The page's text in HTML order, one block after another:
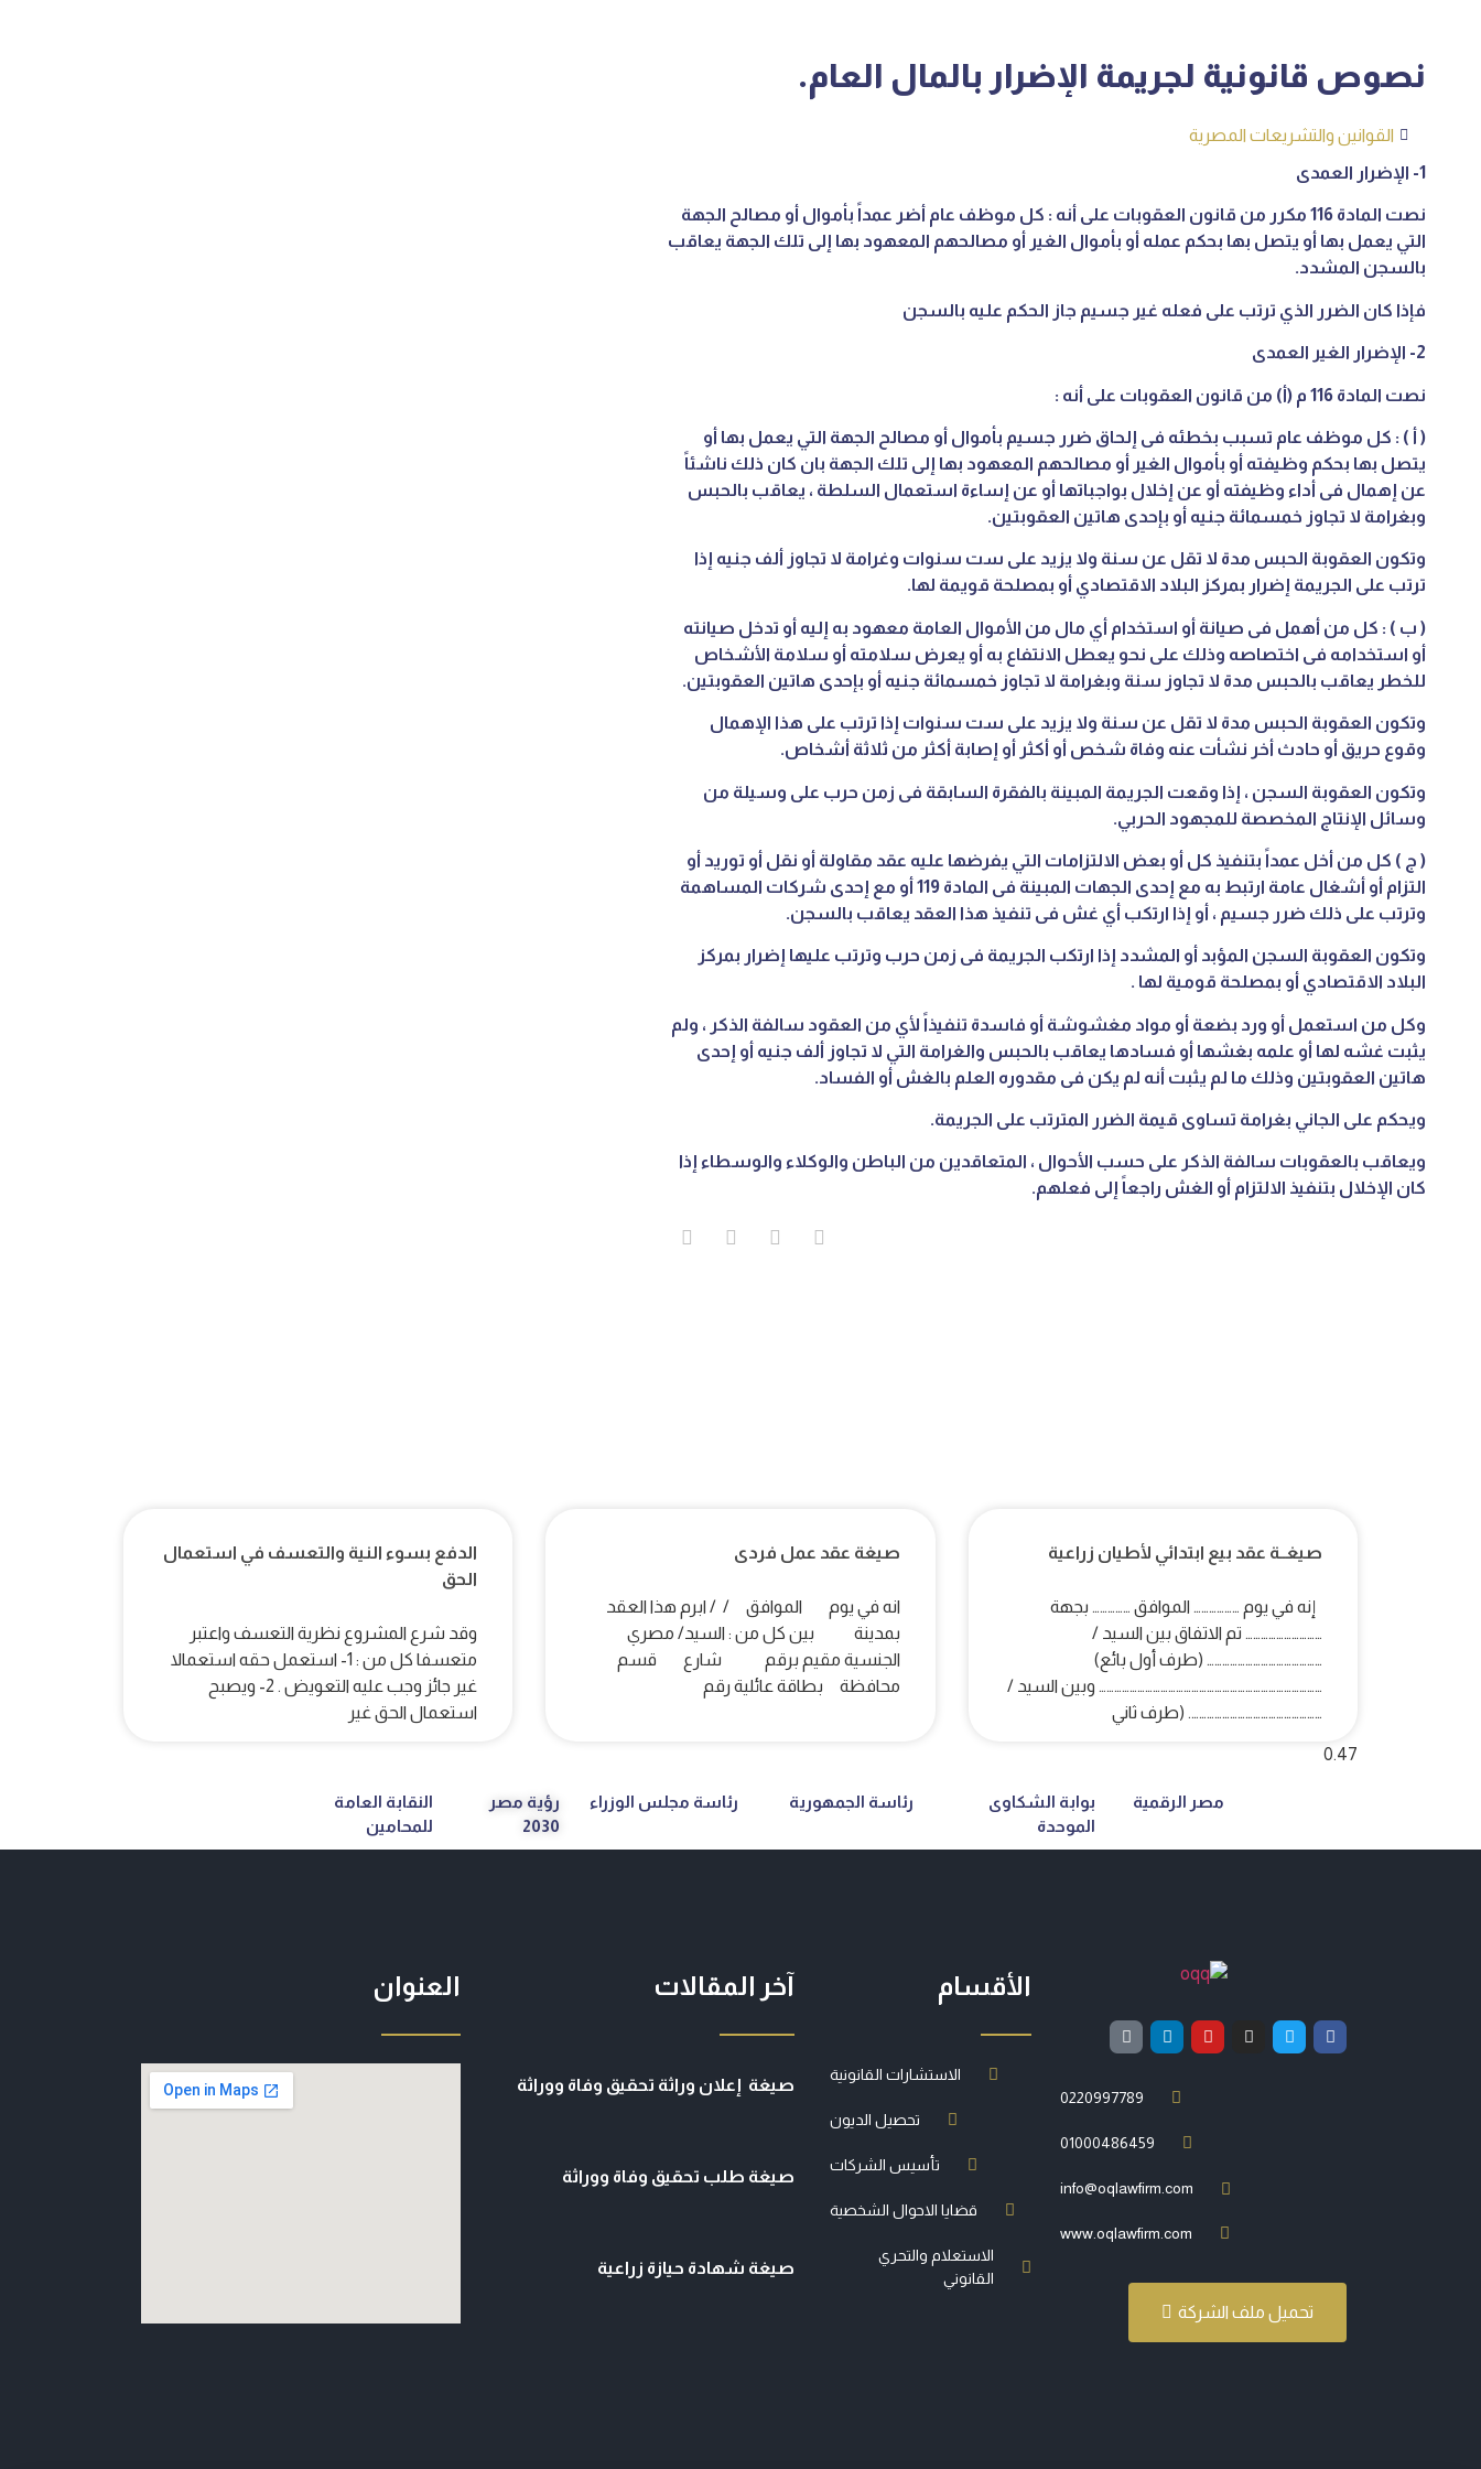
نصوص قانونية لجريمة الإضرار بالمال العام.
القوانين والتشريعات المصرية
1- الإضرار العمدى
نصت المادة 116 مكرر من قانون العقوبات على أنه : كل موظف عام أضر عمداً بأموال أو مصالح الجهة
التي يعمل بها أو يتصل بها بحكم عمله أو بأموال الغير أو مصالحهم المعهود بها إلى تلك الجهة يعاقب
بالسجن المشدد.
فإذا كان الضرر الذي ترتب على فعله غير جسيم جاز الحكم عليه بالسجن
2- الإضرار الغير العمدى
نصت المادة 116 م (أ) من قانون العقوبات على أنه :
( أ ) : كل موظف عام تسبب بخطئه فى إلحاق ضرر جسيم بأموال أو مصالح الجهة التي يعمل بها أو
يتصل بها بحكم وظيفته أو بأموال الغير أو مصالحهم المعهود بها إلى تلك الجهة بان كان ذلك ناشئاً
عن إهمال فى أداء وظيفته أو عن إخلال بواجباتها أو عن إساءة استعمال السلطة ، يعاقب بالحبس
وبغرامة لا تجاوز خمسمائة جنيه أو بإحدى هاتين العقوبتين.
وتكون العقوبة الحبس مدة لا تقل عن سنة ولا يزيد على ست سنوات وغرامة لا تجاوز ألف جنيه إذا
ترتب على الجريمة إضرار بمركز البلاد الاقتصادي أو بمصلحة قويمة لها.
( ب ) : كل من أهمل فى صيانة أو استخدام أي مال من الأموال العامة معهود به إليه أو تدخل صيانته
أو استخدامه فى اختصاصه وذلك على نحو يعطل الانتفاع به أو يعرض سلامته أو سلامة الأشخاص
للخطر يعاقب بالحبس مدة لا تجاوز سنة وبغرامة لا تجاوز خمسمائة جنيه أو بإحدى هاتين العقوبتين.
وتكون العقوبة الحبس مدة لا تقل عن سنة ولا يزيد على ست سنوات إذا ترتب على هذا الإهمال
وقوع حريق أو حادث أخر نشأت عنه وفاة شخص أو أكثر أو إصابة أكثر من ثلاثة أشخاص.
وتكون العقوبة السجن ، إذا وقعت الجريمة المبينة بالفقرة السابقة فى زمن حرب على وسيلة من
وسائل الإنتاج المخصصة للمجهود الحربي.
( ج ) كل من أخل عمداً بتنفيذ كل أو بعض الالتزامات التي يفرضها عليه عقد مقاولة أو نقل أو توريد أو
التزام أو أشغال عامة ارتبط به مع إحدى الجهات المبينة فى المادة 119 أو مع إحدى شركات المساهمة
وترتب على ذلك ضرر جسيم ، أو إذا ارتكب أي غش فى تنفيذ هذا العقد يعاقب بالسجن.
وتكون العقوبة السجن المؤبد أو المشدد إذا ارتكب الجريمة فى زمن حرب وترتب عليها إضرار بمركز
البلاد الاقتصادي أو بمصلحة قومية لها .
وكل من استعمل أو ورد بضعة أو مواد مغشوشة أو فاسدة تنفيذاً لأي من العقود سالفة الذكر ، ولم
يثبت غشه لها أو علمه بغشها أو فسادها يعاقب بالحبس والغرامة التي لا تجاوز ألف جنيه أو إحدى
هاتين العقوبتين وذلك ما لم يثبت أنه لم يكن فى مقدوره العلم بالغش أو الفساد.
ويحكم على الجاني بغرامة تساوى قيمة الضرر المترتب على الجريمة.
ويعاقب بالعقوبات سالفة الذكر على حسب الأحوال ، المتعاقدين من الباطن والوكلاء والوسطاء إذا
كان الإخلال بتنفيذ الالتزام أو الغش راجعاً إلى فعلهم.
صيغــة عقد بيع ابتدائي لأطيان زراعية
إنه في يوم ……………… الموافق …………… بجهة
………………………… تم الاتفاق بين السيد /
……………………………………… (طرف أول بائع)
…………………………………………………………………………… وبين السيد /
……………………………………………. (طرف ثاني
صيغة عقد عمل فردى
انه في يوم الموافق / / ابرم هذا العقد
بمدينة بين كل من : السيد/ مصري
الجنسية مقيم برقم شارع قسم
محافظة بطاقة عائلية رقم
الدفع بسوء النية والتعسف في استعمال
الحق
وقد شرع المشروع نظرية التعسف واعتبر
متعسفا كل من : 1- استعمل حقه استعمالا
غير جائز وجب عليه التعويض . 2- ويصبح
استعمال الحق غير
مصر الرقمية
بوابة الشكاوى
الموحدة
رئاسة الجمهورية رئاسة مجلس الوزراء
رؤية مصر
2030
النقابة العامة
للمحامين
0220997789
01000486459
info@oqlawfirm.com
www.oqlawfirm.com
تحميل ملف الشركة
الأقسام
الاستشارات القانونية
تحصيل الديون
تأسيس الشركات
قضايا الاحوال الشخصية
الاستعلام والتحري
القانوني
آخر المقالات
صيغة إعلان وراثة تحقيق وفاة ووراثة
صيغة طلب تحقيق وفاة ووراثة
صيغة شهادة حيازة زراعية
العنوان